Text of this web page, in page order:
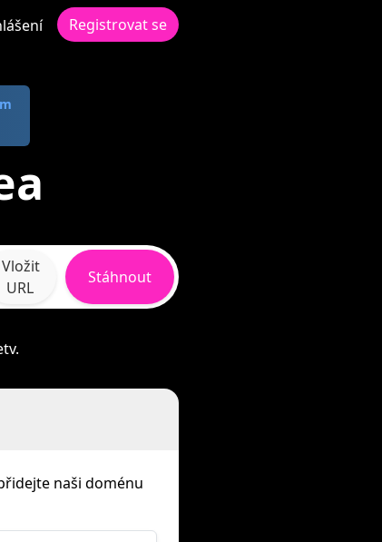
Registrovat se
Vložit
URL
Stáhnout
naši doménu